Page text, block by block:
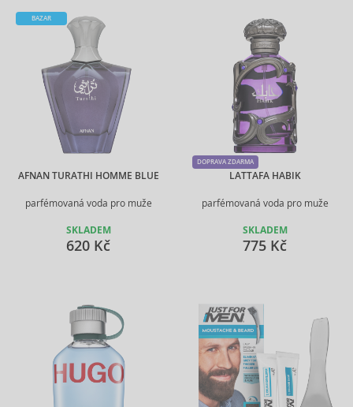
AFNAN TURATHI HOMME BLUE
parfémovaná voda pro muže
BAZAR
SKLADEM
620 Kč
LATTAFA HABIK
parfémovaná voda pro muže
DOPRAVA ZDARMA
SKLADEM
775 Kč